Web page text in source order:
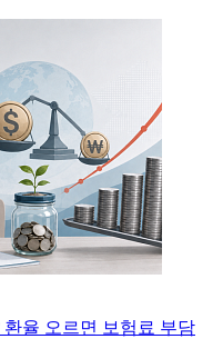
율 오르면 보험료 부담